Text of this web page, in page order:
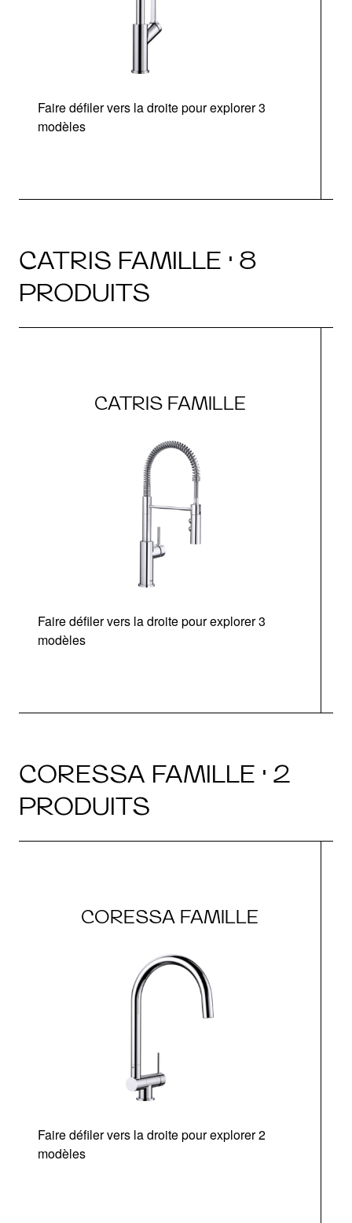
Faire défiler vers la droite pour explorer 3
modèles
CATRIS FAMILLE · 8
PRODUITS
CATRIS FAMILLE
Faire défiler vers la droite pour explorer 3
modèles
CORESSA FAMILLE · 2
PRODUITS
CORESSA FAMILLE
Faire défiler vers la droite pour explorer 2
modèles